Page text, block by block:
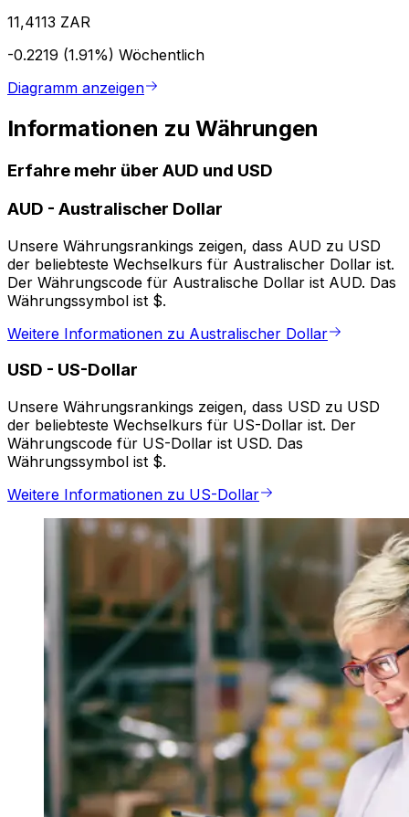
11,4113 ZAR
-0.2219 (1.91%) Wöchentlich
Diagramm anzeigen
Informationen zu Währungen
Erfahre mehr über AUD und USD
AUD - Australischer Dollar
Unsere Währungsrankings zeigen, dass AUD zu USD
der beliebteste Wechselkurs für Australischer Dollar ist.
Der Währungscode für Australische Dollar ist AUD. Das
Währungssymbol ist $.
Weitere Informationen zu Australischer Dollar
USD - US-Dollar
Unsere Währungsrankings zeigen, dass USD zu USD
der beliebteste Wechselkurs für US-Dollar ist. Der
Währungscode für US-Dollar ist USD. Das
Währungssymbol ist $.
Weitere Informationen zu US-Dollar